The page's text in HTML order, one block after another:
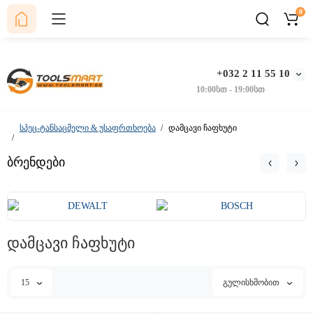
+032 2 11 55 10
10:00სთ - 19:00სთ
0
სპეც-ტანსაცმელი & უსაფრთხოება დამცავი ჩაფხუტი
ბრენდები
დამცავი ჩაფხუტი
15 გულისხმობით